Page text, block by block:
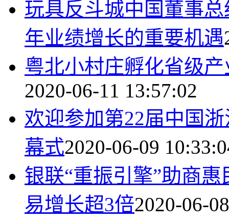
玩具反斗城中国董事
年业绩增长的重要机遇
粤北小村庄孵化省级
2020-06-11 13:57:02
欢迎参加第22届中国
幕式2020-06-09
银联“重振引擎”助商
易增长超3倍2020-06-